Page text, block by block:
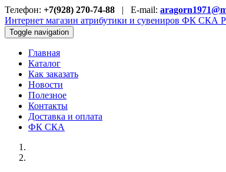
Телефон: +7(928) 270-74-88 | E-mail:
Интернет магазин атрибутики и сувениров ФК СКА
Toggle navigation
Главная
Каталог
Как заказать
Новости
Полезное
Контакты
Доставка и оплата
ФК СКА